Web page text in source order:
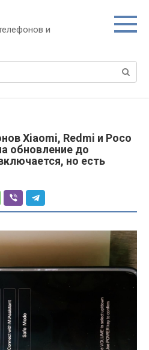
и
Xiaomi, Redmi и Poco
обновление до
но есть